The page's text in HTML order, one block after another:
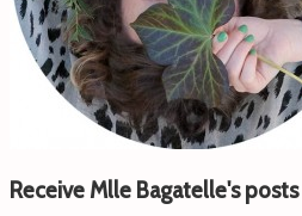
Receive Mlle Bagatelle's